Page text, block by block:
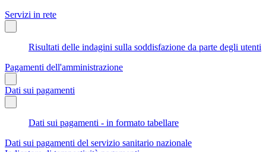
Servizi in rete
Risultati delle indagini sulla soddisfazione da parte degli utenti
Pagamenti dell'amministrazione
Dati sui pagamenti
Dati sui pagamenti - in formato tabellare
Dati sui pagamenti del servizio sanitario nazionale